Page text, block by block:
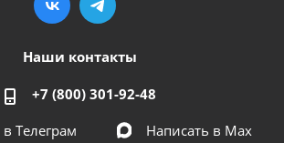
Наши контакты
+7 (800) 301-92-48
Телеграм
Написать в Мах